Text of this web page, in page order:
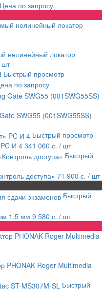
Цена по запросу
нелинейный локатор
шт
Быстрый просмотр
по запросу
SWG55 (001SWG55SS)
Быстрый просмотр
И 4 341 060 с. / шт
Быстрый
доступа» 71 900 с. / шт
Быстрый
1.5 мм 9 580 с. / шт
PHONAK Roger Multimedia
Быстрый